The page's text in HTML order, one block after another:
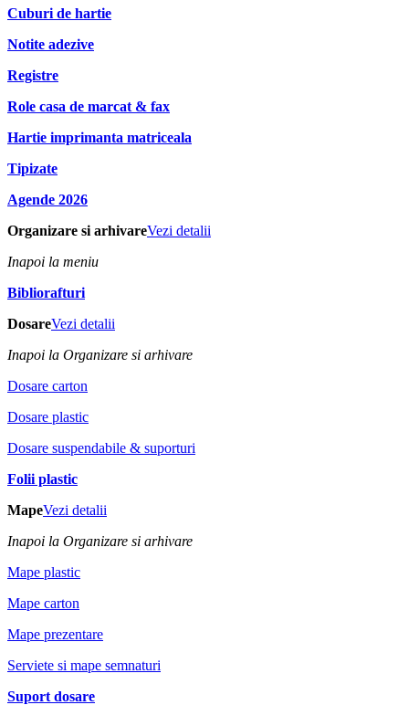
Cuburi de hartie
Notite adezive
Registre
Role casa de marcat & fax
Hartie imprimanta matriceala
Tipizate
Agende 2026
Organizare si arhivareVezi detalii
Inapoi la meniu
Bibliorafturi
DosareVezi detalii
Inapoi la Organizare si arhivare
Dosare carton
Dosare plastic
Dosare suspendabile & suporturi
Folii plastic
MapeVezi detalii
Inapoi la Organizare si arhivare
Mape plastic
Mape carton
Mape prezentare
Serviete si mape semnaturi
Suport dosare